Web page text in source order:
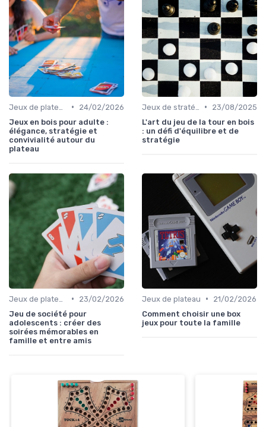
•
24/02/2026
Jeux en bois pour adulte :
élégance, stratégie et
convivialité autour du
plateau
•
23/08/2025
L'art du jeu de la tour en bois
: un défi d'équilibre et de
stratégie
•
23/02/2026
Jeu de société pour
adolescents : créer des
soirées mémorables en
famille et entre amis
Jeux de plateau •
21/02/2026
Comment choisir une box
jeux pour toute la famille